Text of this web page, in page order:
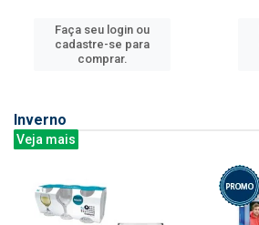
Faça seu login ou
cadastre-se para
comprar.
Inverno
Veja mais